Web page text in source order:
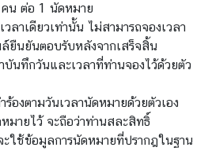
น ต่อ 1 นัดหมาย
ลาเดียวเท่านั้น ไม่สามารถจองเวลา
ยืนยันตอบรับหลังจากเสร็จสิ้น
นทึกวันและเวลาที่ท่านจองไว้ด้วยตัว
องตามวันเวลานัดหมายด้วยตัวเอง
มายไว้ จะถือว่าท่านสละสิทธิ์
ใช้ข้อมูลการนัดหมายที่ปรากฎในฐาน